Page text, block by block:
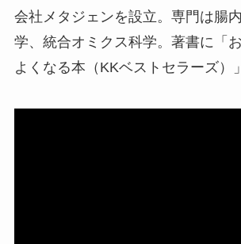
会社メタジェンを設立。専門は腸
学、統合オミクス科学。著書に「
よくなる本（KKベストセラーズ）